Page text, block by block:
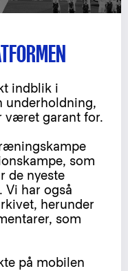
indblik i
underholdning,
været garant for.
som
de nyeste
Vi har også
herunder
som
på mobilen